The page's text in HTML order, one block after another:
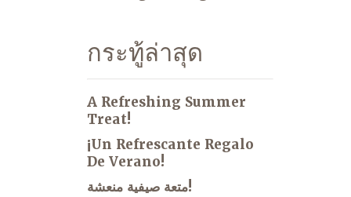
กระทู้ล่าสุด
A Refreshing Summer
Treat!
¡Un Refrescante Regalo
De Verano!
متعة صيفية منعشة!